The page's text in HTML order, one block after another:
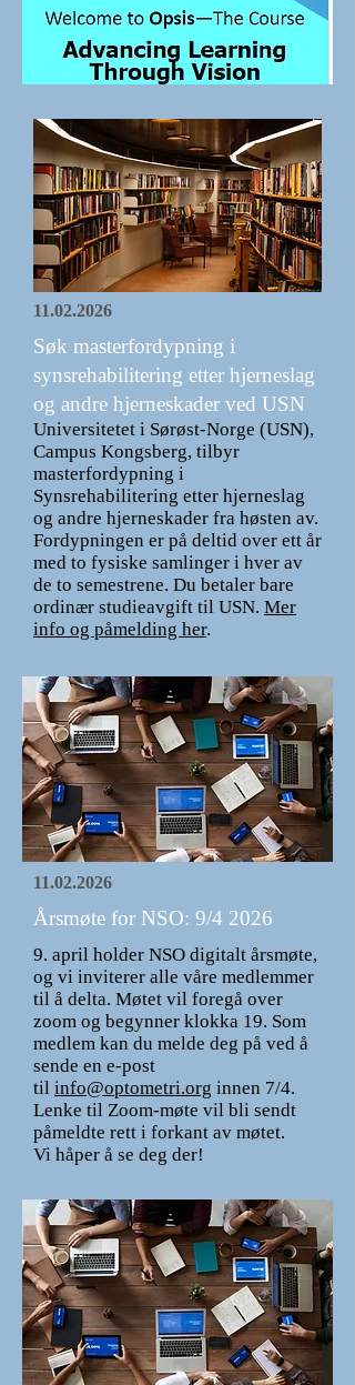
11.02.2026
Søk masterfordypning i
synsrehabilitering etter hjerneslag
og andre hjerneskader ved USN
Universitetet i Sørøst-Norge (USN),
Campus Kongsberg, tilbyr
masterfordypning i
Synsrehabilitering etter hjerneslag
og andre hjerneskader fra høsten av.
Fordypningen er på deltid over ett år
med to fysiske samlinger i hver av
de to semestrene. Du betaler bare
ordinær studieavgift til USN. Mer
info og påmelding her.
11.02.2026
Årsmøte for NSO: 9/4 2026
9. april holder NSO digitalt årsmøte,
og vi inviterer alle våre medlemmer
til å delta. Møtet vil foregå over
zoom og begynner klokka 19. Som
medlem kan du melde deg på ved å
sende en e-post
til info@optometri.org innen 7/4.
Lenke til Zoom-møte vil bli sendt
påmeldte rett i forkant av møtet.
Vi håper å se deg der!